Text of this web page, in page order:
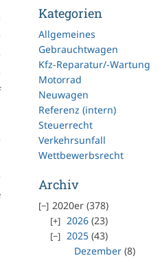
Kategorien
Allgemeines
Gebrauchtwagen
Kfz-Reparatur/-Wartung
Motorrad
Neuwagen
Referenz (intern)
Steuerrecht
Verkehrsunfall
Wettbewerbsrecht
Archiv
2020er (378)
2026 (23)
2025 (43)
Dezember (8)